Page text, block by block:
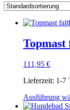
Topmast
111,95 €
Lieferzeit: 1-7
Ausführung